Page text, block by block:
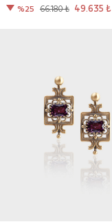
%25
66.180 ₺ 49.635 ₺